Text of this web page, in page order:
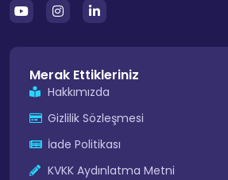
Merak Ettikleriniz
Hakkımızda
Gizlilik Sözleşmesi
İade Politikası
KVKK Aydınlatma Metni